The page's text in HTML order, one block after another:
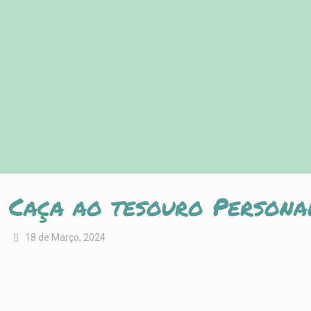
Caça ao tesouro
18 de Março, 2024